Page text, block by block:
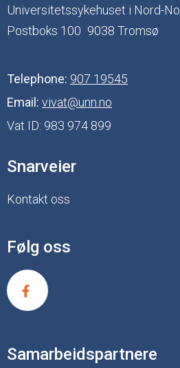
Universitetssykehuset i Nord-
Postboks 100 9038 Tromsø
Telephone: 907 19545
Email: vivat@unn.no
Vat ID: 983 974 899
Snarveier
Kontakt oss
Følg oss
Samarbeidspartnere